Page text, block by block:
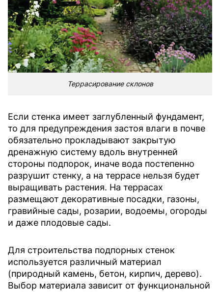
Террасирование склонов
Если стенка имеет заглубленный фундамент,
то для предупреждения застоя влаги в почве
обязательно прокладывают закрытую
дренажную систему вдоль внутренней
стороны подпорок, иначе вода постепенно
разрушит стенку, а на террасе нельзя будет
выращивать растения. На террасах
размещают декоративные посадки, газоны,
гравийные сады, розарии, водоемы, огороды
и даже плодовые сады.
Для строительства подпорных стенок
используется различный материал
(природный камень, бетон, кирпич, дерево).
Выбор материала зависит от функциональной